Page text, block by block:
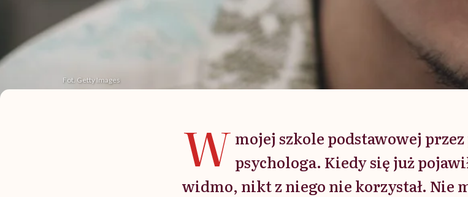
Fot. Getty Images
W mojej szkole podstawowej
psychologa. Kiedy się już
widmo, nikt z niego nie korzystał. Nie